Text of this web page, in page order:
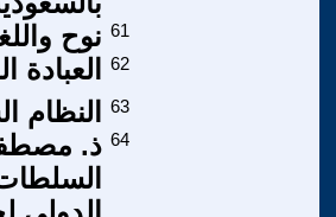
نوح 61
العبادة 62
النظام
63
ذ. 64